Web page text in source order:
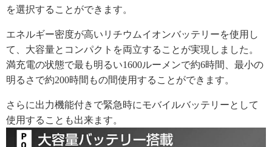
を選択することができます。
エネルギー密度が高いリチウムイオンバッテリーを使用し
て、大容量とコンパクトを両立することが実現しました。
満充電の状態で最も明るい1600ルーメンで約6時間、最小の
明るさで約200時間もの間使用することができます。
さらに出力機能付きで緊急時にモバイルバッテリーとして
使用することも出来ます。